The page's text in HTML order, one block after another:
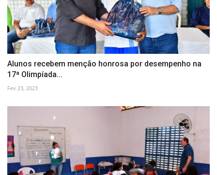
Alunos recebem menção honrosa por desempenho na
17ª Olimpíada...
Fev 23, 2023